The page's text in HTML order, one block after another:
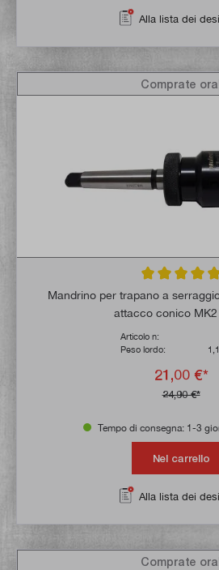
Alla lista dei
Valutazione
Mandrino per trapano a
attacco conico
Articolo n:
Peso lordo:
21,00 €*
24,90 €*
Comprate
Tempo di consegna: 1-3
Nel carrello
Alla lista dei
Comprate